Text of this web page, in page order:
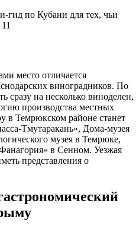
место отличается
виноградников. По
сразу на несколько виноделен,
производства местных
в Темрюкском районе станет
Тмутаракань», Дома-музея
музея в Темрюке,
в Сенном. Уезжая
представления о